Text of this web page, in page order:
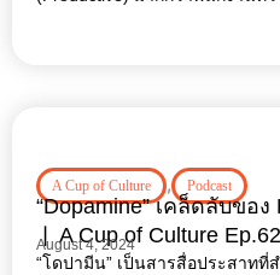
A Cup of Culture , Podcast
“Dopamine” เคล็ดลับของ
❘ A Cup of Culture
August 4, 2024
“โดปามีน” เป็นสารสื่อประสาท